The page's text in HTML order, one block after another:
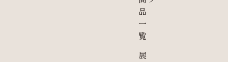
品
一
覧
展